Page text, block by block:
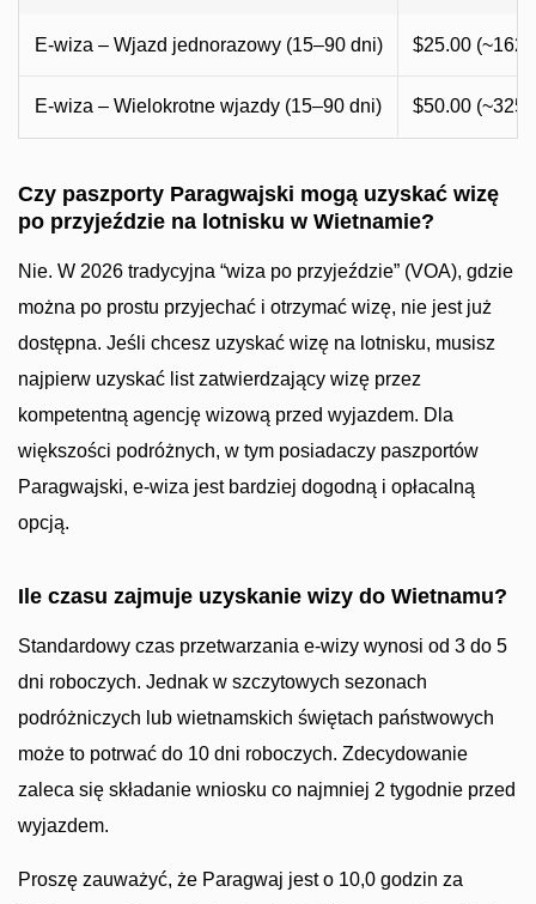
E-wiza – Wjazd jednorazowy (15–90 dni) $25.00 (~162
E-wiza – Wielokrotne wjazdy (15–90 dni) $50.00 (~325
Czy paszporty Paragwajski mogą uzyskać wizę
po przyjeździe na lotnisku w Wietnamie?
Nie. W 2026 tradycyjna “wiza po przyjeździe” (VOA), gdzie
można po prostu przyjechać i otrzymać wizę, nie jest już
dostępna. Jeśli chcesz uzyskać wizę na lotnisku, musisz
najpierw uzyskać list zatwierdzający wizę przez
kompetentną agencję wizową przed wyjazdem. Dla
większości podróżnych, w tym posiadaczy paszportów
Paragwajski, e-wiza jest bardziej dogodną i opłacalną
opcją.
Ile czasu zajmuje uzyskanie wizy do Wietnamu?
Standardowy czas przetwarzania e-wizy wynosi od 3 do 5
dni roboczych. Jednak w szczytowych sezonach
podróżniczych lub wietnamskich świętach państwowych
może to potrwać do 10 dni roboczych. Zdecydowanie
zaleca się składanie wniosku co najmniej 2 tygodnie przed
wyjazdem.
Proszę zauważyć, że Paragwaj jest o 10,0 godzin za